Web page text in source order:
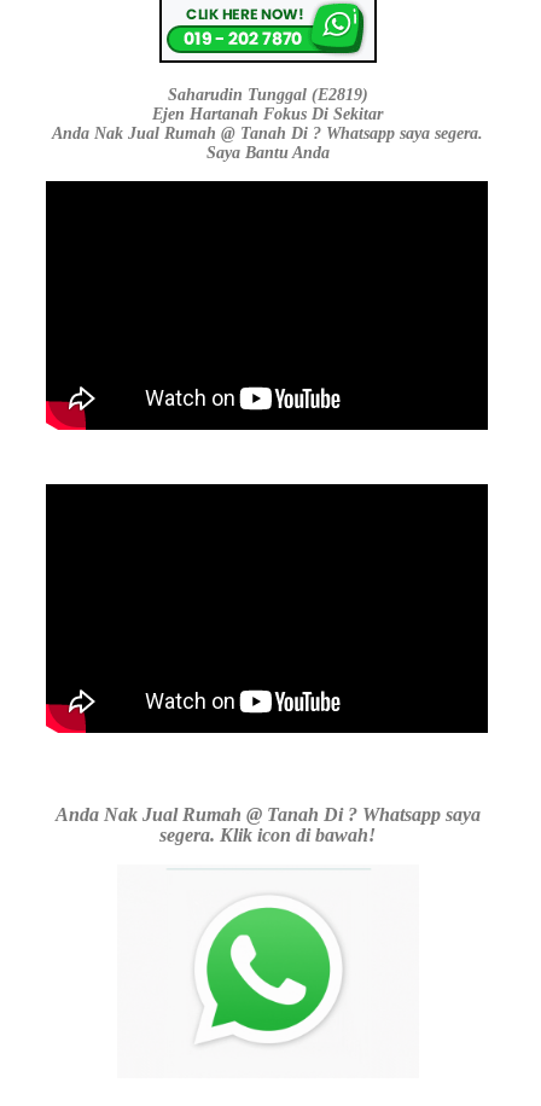
Saharudin Tunggal (E2819)
Ejen Hartanah Fokus Di Sekitar
Anda Nak Jual Rumah @ Tanah Di ? Whatsapp saya segera.
Saya Bantu Anda
Anda Nak Jual Rumah @ Tanah Di ? Whatsapp saya
segera. Klik icon di bawah!